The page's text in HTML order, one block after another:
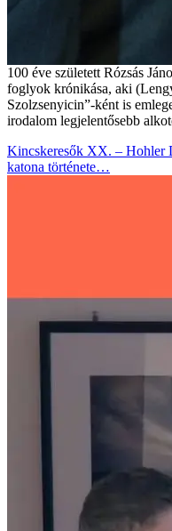
100 éve született Rózsás
foglyok krónikása, aki
Szolzsenyicin”-ként is
irodalom legjelentősebb
Kincskeresők XX. – Hohler
katona története…